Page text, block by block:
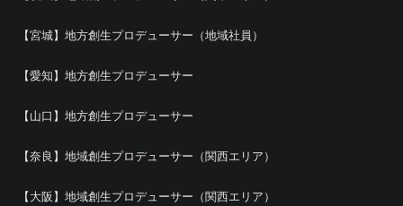
【宮城】地方創生プロデューサー（地域社員）
【愛知】地方創生プロデューサー
【山口】地方創生プロデューサー
【奈良】地域創生プロデューサー（関西エリア）
【大阪】地域創生プロデューサー（関西エリア）